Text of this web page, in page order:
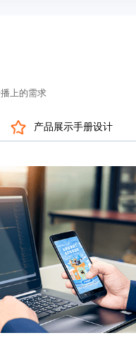
上的需求
产品展示手册设计